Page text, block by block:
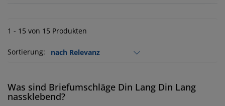
1 - 15 von 15 Produkten
Sortierung:
Was sind Briefumschläge Din Lang Din Lang
nassklebend?